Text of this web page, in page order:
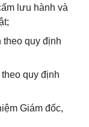
lưu hành và
theo quy định
quy định
Giám đốc,